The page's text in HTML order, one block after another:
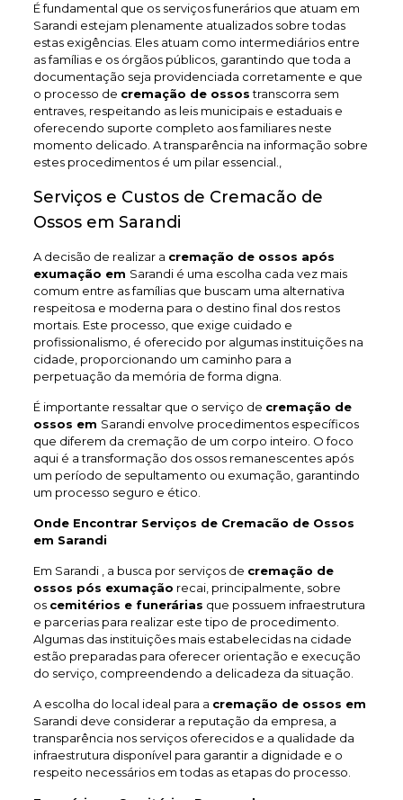
É fundamental que os serviços funerários que atuam em
Sarandi estejam plenamente atualizados sobre todas
estas exigências. Eles atuam como intermediários entre
as famílias e os órgãos públicos, garantindo que toda a
documentação seja providenciada corretamente e que
o processo de cremação de ossostranscorra sem
entraves, respeitando as leis municipais e estaduais e
oferecendo suporte completo aos familiares neste
momento delicado. A transparência na informação sobre
estes procedimentos é um pilar essencial.,
Serviços e Custos de Cremacão de
Ossos em Sarandi
A decisão de realizar a cremação de ossos após
exumação em Sarandi é uma escolha cada vez mais
comum entre as famílias que buscam uma alternativa
respeitosa e moderna para o destino final dos restos
mortais. Este processo, que exige cuidado e
profissionalismo, é oferecido por algumas instituições na
cidade, proporcionando um caminho para a
perpetuação da memória de forma digna.
É importante ressaltar que o serviço de cremação de
ossos em Sarandi envolve procedimentos específicos
que diferem da cremação de um corpo inteiro. O foco
aqui é a transformação dos ossos remanescentes após
um período de sepultamento ou exumação, garantindo
um processo seguro e ético.
Onde Encontrar Serviços de Cremacão de Ossos
em Sarandi
Em Sarandi , a busca por serviços de cremação de
ossos pós exumação recai, principalmente, sobre
os cemitérios e funerárias que possuem infraestrutura
e parcerias para realizar este tipo de procedimento.
Algumas das instituições mais estabelecidas na cidade
estão preparadas para oferecer orientação e execução
do serviço, compreendendo a delicadeza da situação.
A escolha do local ideal para a cremação de ossos em
Sarandi deve considerar a reputação da empresa, a
transparência nos serviços oferecidos e a qualidade da
infraestrutura disponível para garantir a dignidade e o
respeito necessários em todas as etapas do processo.